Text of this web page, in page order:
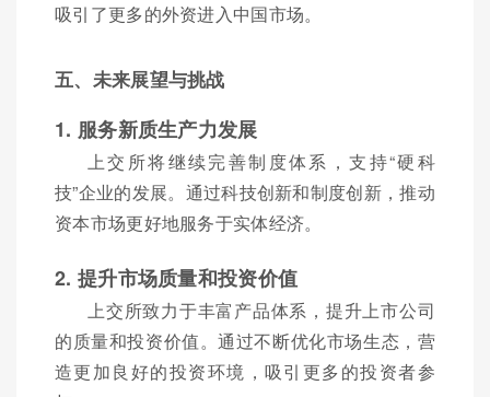
吸引了更多的外资进入中国市场。
五、未来展望与挑战
1. 服务新质生产力发展
上交所将继续完善制度体系，支持“硬科
技”企业的发展。通过科技创新和制度创新，推动
资本市场更好地服务于实体经济。
2. 提升市场质量和投资价值
上交所致力于丰富产品体系，提升上市公司
的质量和投资价值。通过不断优化市场生态，营
造更加良好的投资环境，吸引更多的投资者参